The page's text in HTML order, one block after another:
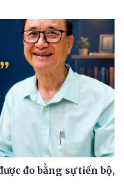
đo bằng sự tiến bộ,